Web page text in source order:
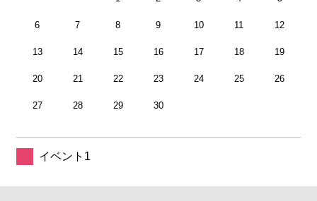
6 7 8 9 10 11 12
13 14 15 16 17 18 19
20 21 22 23 24 25 26
27 28 29 30
イベント1